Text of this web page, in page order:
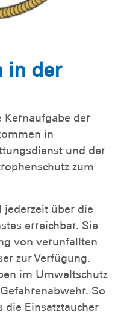
in der
Kernaufgabe der
in
und der
zum
jederzeit über die
erreichbar. Sie
von verunfallten
zur Verfügung.
im Umweltschutz
So
die Einsatztaucher